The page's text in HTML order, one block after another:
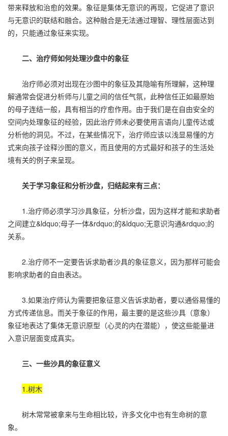
带来释放和治愈的效果。象征是集体无意识的再现，它促进了意识
与无意识的联结和融合。这种融合是无法通过理智、理性层面达到
的，只能通过象征来实现。
二、治疗师如何处理沙盘中的象征
治疗师必须对出现在沙图中的象征及其隐喻有所理解，这种理
解通常会促进分析师与儿童之间的信任气氛，此种信任正如最原始
的母子连结一般，具有相当的疗愈作用。由于我们是在自由安全的
空间内处理象征的经验，因此治疗师未必要使用言语向儿童传达或
分析他的洞见。不过，在某些情况下，治疗师应该以浅显易懂的方
式来向孩子诠释沙图的意义，而且使用的方式最好和孩子的生活处
境有关的例子来呈现。
关于学习象征和分析沙盘，归结起来有三点：
1.治疗师必须学习沙具象征，分析沙盘，因为这样才能和求助者
之间建立&ldquo;母子一体&rdquo;的&ldquo;无意识沟通&rdquo;的
关系。
2.治疗师不一定要告诉求助者沙具的象征意义，因为那样可能会
影响求助者的自由表达。
3.如果治疗师认为需要把象征意义告诉求助者，要以通俗易懂的
方式传递信息。而关于象征的作用，最主要的是这些沙具（意象）
象征地表达了集体无意识原型（心灵的内在潜能），使这些能量进
入意识层面变成真实。
三、一些沙具的象征意义
1.树木
树木常常被拿来与生命相比较，许多文化中也有生命树的意
象。